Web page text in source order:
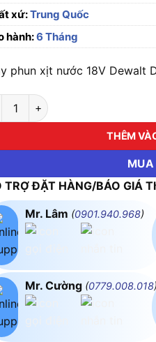
xứ:Trung Quốc
hành:6 Tháng
phun xịt nước 18V Dewalt
phun xịt nước 18V Dewalt
THÊM
TRỢ ĐẶT HÀNG/BÁO GIÁ
Mr. Lâm (0901.940.968)
Mr. Cường (0779.008.018